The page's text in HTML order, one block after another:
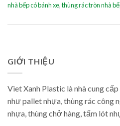
nhà bếp có bánh xe,thùng rác tròn nhà
GIỚI THIỆU
Viet Xanh Plastic là nhà cung
như pallet nhựa, thùng rác công
nhựa, thùng chở hàng, tấm lót